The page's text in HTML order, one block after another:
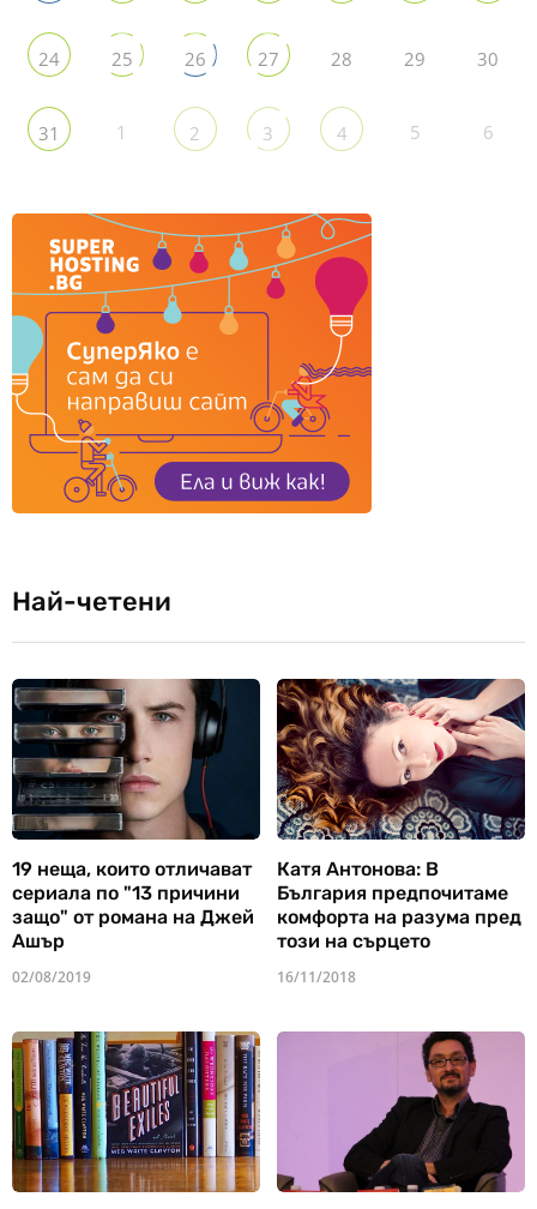
24 25 26 27 28 29 30
31 1 2 3 4 5 6
Най-четени
19 неща, които отличават
сериала по "13 причини
защо" от романа на Джей
Ашър
02/08/2019
Катя Антонова: В
България предпочитаме
комфорта на разума пред
този на сърцето
16/11/2018